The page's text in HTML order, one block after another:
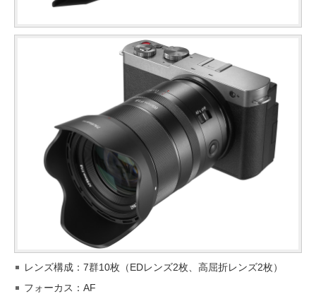
レンズ構成：7群10枚（EDレンズ2枚、高屈折レンズ2枚）
フォーカス：AF